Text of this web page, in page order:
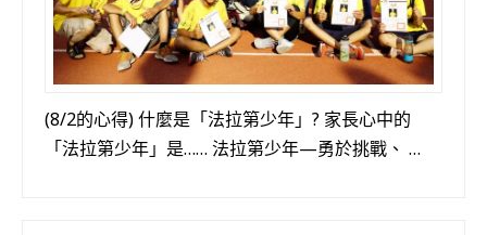
(8/2的心得) 什麼是「法拉第少年」? 家長心中的
「法拉第少年」是…… 法拉第少年—勇於挑戰、 …